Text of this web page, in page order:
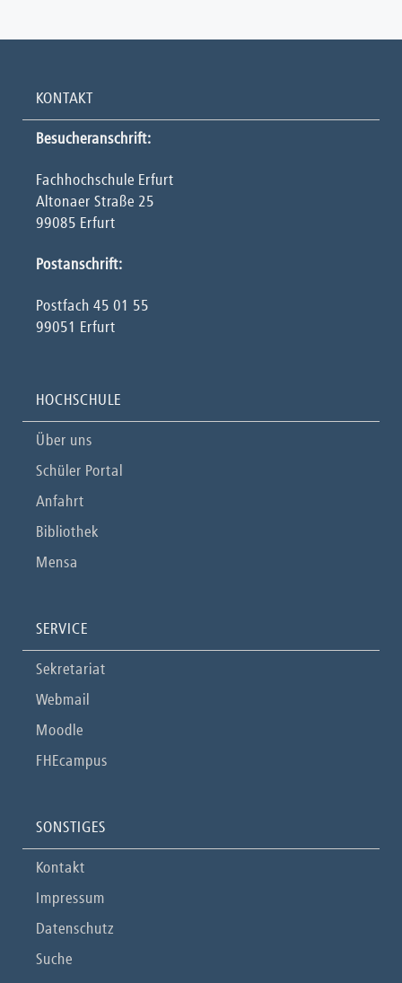
KONTAKT
Besucheranschrift:
Fachhochschule Erfurt
Altonaer Straße 25
99085 Erfurt
Postanschrift:
Postfach 45 01 55
99051 Erfurt
HOCHSCHULE
Über uns
Schüler Portal
Anfahrt
Bibliothek
Mensa
SERVICE
Sekretariat
Webmail
Moodle
FHEcampus
SONSTIGES
Kontakt
Impressum
Datenschutz
Suche